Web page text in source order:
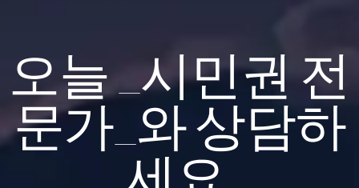
오늘 _시민권 전
문가_와 상담하
세요.